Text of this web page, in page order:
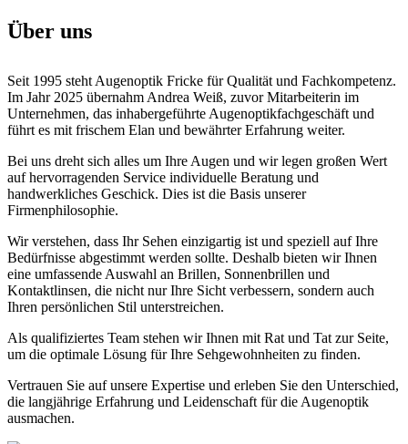
Über uns
Seit 1995 steht Augenoptik Fricke für Qualität und Fachkompetenz.
Im Jahr 2025 übernahm Andrea Weiß, zuvor Mitarbeiterin im
Unternehmen, das inhabergeführte Augenoptikfachgeschäft und
führt es mit frischem Elan und bewährter Erfahrung weiter.
Bei uns dreht sich alles um Ihre Augen und wir legen großen Wert
auf hervorragenden Service individuelle Beratung und
handwerkliches Geschick. Dies ist die Basis unserer
Firmenphilosophie.
Wir verstehen, dass Ihr Sehen einzigartig ist und speziell auf Ihre
Bedürfnisse abgestimmt werden sollte. Deshalb bieten wir Ihnen
eine umfassende Auswahl an Brillen, Sonnenbrillen und
Kontaktlinsen, die nicht nur Ihre Sicht verbessern, sondern auch
Ihren persönlichen Stil unterstreichen.
Als qualifiziertes Team stehen wir Ihnen mit Rat und Tat zur Seite,
um die optimale Lösung für Ihre Sehgewohnheiten zu finden.
Vertrauen Sie auf unsere Expertise und erleben Sie den Unterschied,
die langjährige Erfahrung und Leidenschaft für die Augenoptik
ausmachen.